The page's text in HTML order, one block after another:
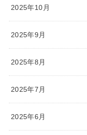
2025年10月
2025年9月
2025年8月
2025年7月
2025年6月